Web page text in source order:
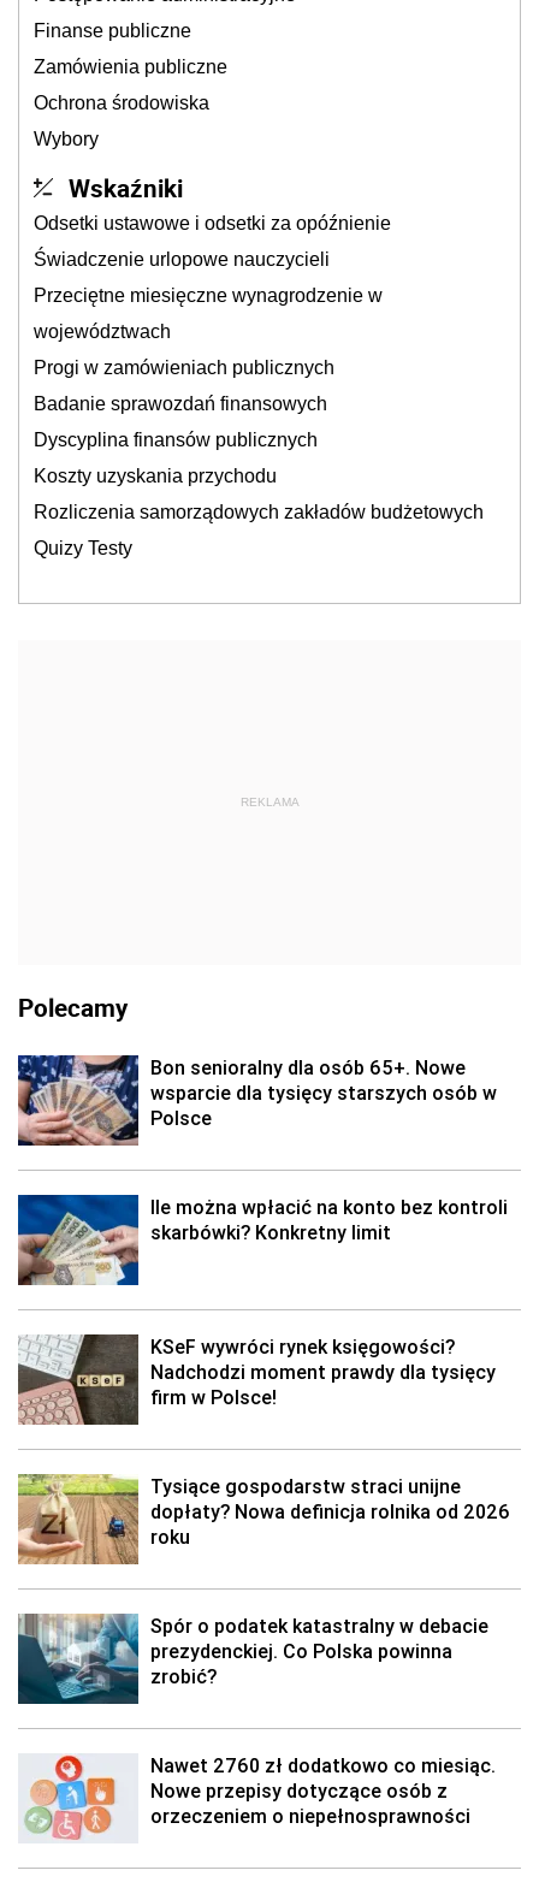
Finanse publiczne
Zamówienia publiczne
Ochrona środowiska
Wybory
Wskaźniki
Odsetki ustawowe i odsetki za opóźnienie
Świadczenie urlopowe nauczycieli
Przeciętne miesięczne wynagrodzenie w
województwach
Progi w zamówieniach publicznych
Badanie sprawozdań finansowych
Dyscyplina finansów publicznych
Koszty uzyskania przychodu
Rozliczenia samorządowych zakładów budżetowych
Quizy Testy
REKLAMA
Polecamy
Bon senioralny dla osób 65+. Nowe
wsparcie dla tysięcy starszych osób w
Polsce
Ile można wpłacić na konto bez kontroli
skarbówki? Konkretny limit
KSeF wywróci rynek księgowości?
Nadchodzi moment prawdy dla tysięcy
firm w Polsce!
Tysiące gospodarstw straci unijne
dopłaty? Nowa definicja rolnika od 2026
roku
Spór o podatek katastralny w debacie
prezydenckiej. Co Polska powinna
zrobić?
Nawet 2760 zł dodatkowo co miesiąc.
Nowe przepisy dotyczące osób z
orzeczeniem o niepełnosprawności